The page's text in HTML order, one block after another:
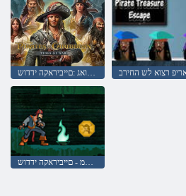
ידנלוהה לש םיקמעמ - םייביראקה ידדוש